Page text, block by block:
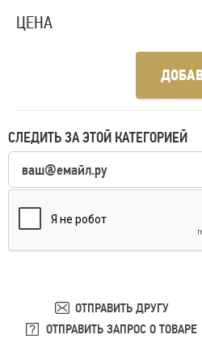
ЦЕНА
СЛЕДИТЬ ЗА ЭТОЙ КАТЕГОРИЕЙ
ОТПРАВИТЬ ДРУГУ
ОТПРАВИТЬ ЗАПРОС О ТОВАРЕ